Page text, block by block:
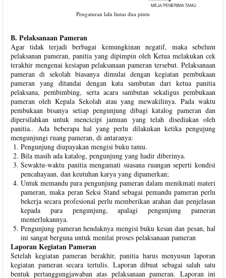
Pengaturan lalu lintas dua pintu
B. Pelaksanaan Pameran
Agar tidak terjadi berbagai kemungkinan negatif, maka sebelum
pelaksanan pameran, panitia yang dipimpin oleh Ketua melakukan cek
terakhir mengenai kesiapan pelaksanaan pameran tersebut. Pelaksanaan
pameran di sekolah biasanya dimulai dengan kegiatan pembukaan
pameran yang ditandai dengan kata sambutan dari ketua panitia
pelaksana, pembimbing, serta acara sambutan sekaligus pembukaan
pameran oleh Kepala Sekolah atau yang mewakilinya. Pada waktu
pembukaan bisanya setiap pengunjung dibagi katalog pameran dan
dipersilahkan untuk mencicipi jamuan yang telah disediakan oleh
panitia.. Ada beberapa hal yang perlu dilakukan ketika pengujung
mengunjungi ruang pameran, di antaranya:
Pengunjung diupayakan mengisi buku tamu.
Bila masih ada katalog, pengunjung yang hadir diberinya.
Sewaktu-waktu panitia mengamati suasana ruangan seperti kondisi
pencahayaan, dan keutuhan karya yang dipamerkan;
Untuk memandu para pengunjung pameran dalam menikmati materi
pameran, maka peran Seksi Stand sebagai pemandu pameran perlu
bekerja secara profesional perlu memberikan arahan dan penjelasan
kepada para pengunjung, apalagi pengunjung pameran
memerlukannya.
Pengunjung pameran hendaknya mengisi buku kesan dan pesan, hal
ini sangat berguna untuk menilai proses pelaksanaan pameran
Laporan Kegiatan Pameran
Setelah kegiatan pameran berakhir, panitia harus menyusun laporan
kegiatan pameran secara tertulis. Laporan dibuat sebagai salah satu
bentuk pertanggungjawaban atas pelaksanaan pameran. Laporan ini